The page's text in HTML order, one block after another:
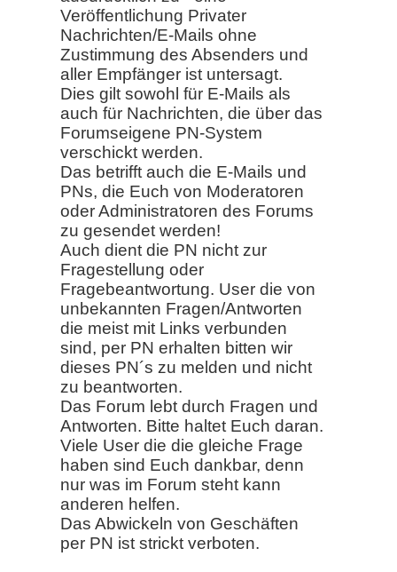
Veröffentlichung Privater
Nachrichten/E-Mails ohne
Zustimmung des Absenders und
aller Empfänger ist untersagt.
Dies gilt sowohl für E-Mails als
auch für Nachrichten, die über das
Forumseigene PN-System
verschickt werden.
Das betrifft auch die E-Mails und
PNs, die Euch von Moderatoren
oder Administratoren des Forums
zu gesendet werden!
Auch dient die PN nicht zur
Fragestellung oder
Fragebeantwortung. User die von
unbekannten Fragen/Antworten
die meist mit Links verbunden
sind, per PN erhalten bitten wir
dieses PN´s zu melden und nicht
zu beantworten.
Das Forum lebt durch Fragen und
Antworten. Bitte haltet Euch daran.
Viele User die die gleiche Frage
haben sind Euch dankbar, denn
nur was im Forum steht kann
anderen helfen.
Das Abwickeln von Geschäften
per PN ist strickt verboten.